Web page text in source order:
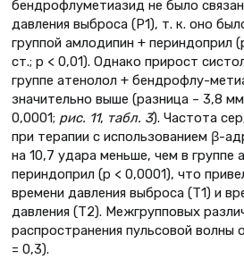
бендрофлуметиазид не было
давления выброса (Р1), т. к. оно
группой амлодипин + периндоприл
ст.; р < 0,01). Однако прирост
группе атенолол + бендрофлу-
значительно выше (разница – 3,8
0,0001; рис. 11, табл. 3). Частота
при терапии с использованием β-
на 10,7 удара меньше, чем в группе
периндоприл (р < 0,0001), что
времени давления выброса (Т1) и
давления (Т2). Межгрупповых
распространения пульсовой волны
= 0,3).